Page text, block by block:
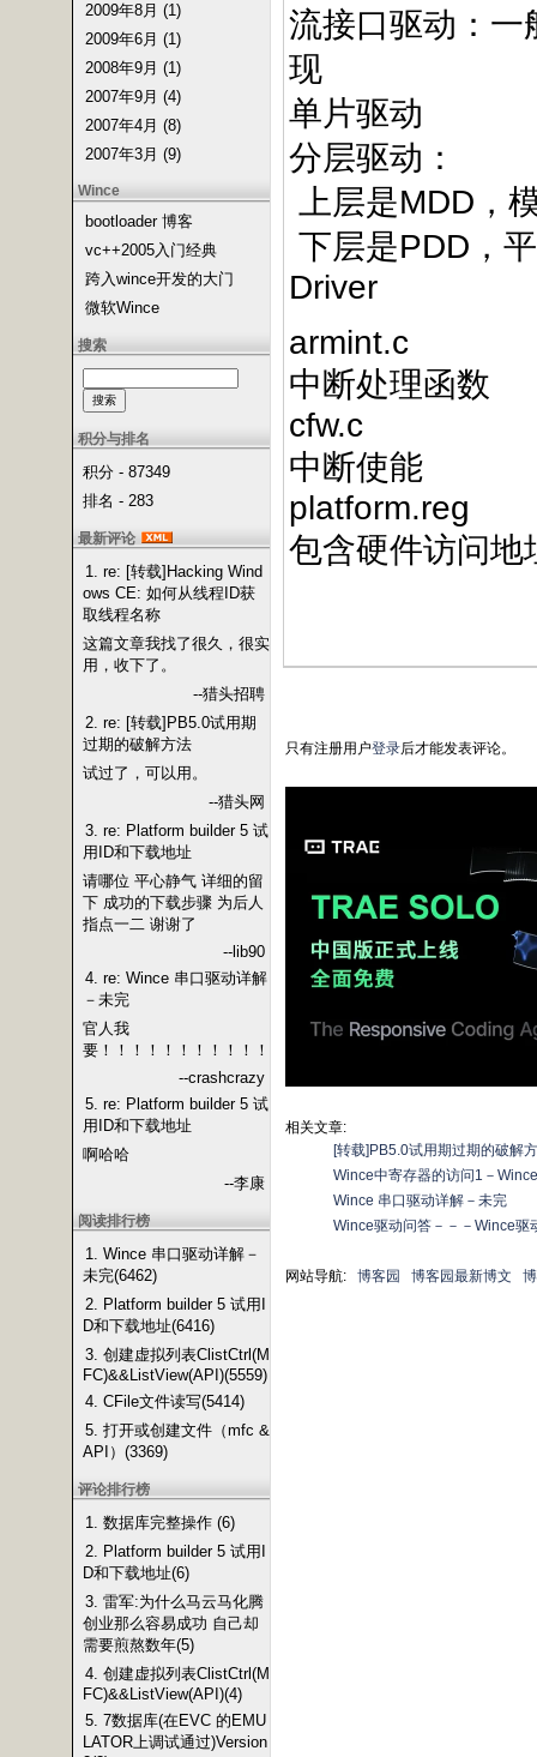
2009年8月 (1)
2009年6月 (1)
2008年9月 (1)
2007年9月 (4)
2007年4月 (8)
2007年3月 (9)
Wince
bootloader 博客
vc++2005入门经典
跨入wince开发的大门
微软Wince
搜索
积分与排名
积分 - 87349
排名 - 283
最新评论
1. re: [转载]Hacking Wind
ows CE: 如何从线程ID获
取线程名称
这篇文章我找了很久，很实
用，收下了。
--猎头招聘
2. re: [转载]PB5.0试用期
过期的破解方法
试过了，可以用。
--猎头网
3. re: Platform builder 5 试
用ID和下载地址
请哪位 平心静气 详细的留
下 成功的下载步骤 为后人
指点一二 谢谢了
--lib90
4. re: Wince 串口驱动详解
－未完
官人我
要！！！！！！！！！！！
--crashcrazy
5. re: Platform builder 5 试
用ID和下载地址
啊哈哈
--李康
阅读排行榜
1. Wince 串口驱动详解－
未完(6462)
2. Platform builder 5 试用I
D和下载地址(6416)
3. 创建虚拟列表ClistCtrl(M
FC)&&ListView(API)(5559)
4. CFile文件读写(5414)
5. 打开或创建文件（mfc &
API）(3369)
评论排行榜
1. 数据库完整操作 (6)
2. Platform builder 5 试用I
D和下载地址(6)
3. 雷军:为什么马云马化腾
创业那么容易成功 自己却
需要煎熬数年(5)
4. 创建虚拟列表ClistCtrl(M
FC)&&ListView(API)(4)
5. 7数据库(在EVC 的EMU
LATOR上调试通过)Version
流接口驱动：一
现
单片驱动
分层驱动：
上层是MDD，
下层是PDD，
Driver
armint.c
中断处理函数
cfw.c
中断使能
platform.reg
包含硬件访问地
只有注册用户登录后才能发表评论。
相关文章:
[转载]PB5.0试用期过期的破解
Wince中寄存器的访问1－
Wince 串口驱动详解－未完
Wince驱动问答－－－Wince驱
网站导航: 博客园 博客园最新博文